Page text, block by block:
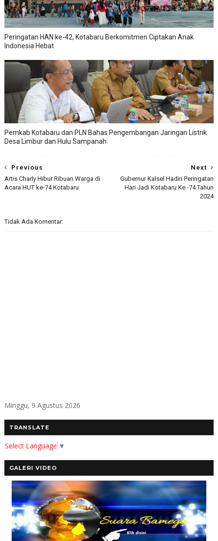
Peringatan HAN ke-42, Kotabaru Berkomitmen Ciptakan Anak
Indonesia Hebat
Pemkab Kotabaru dan PLN Bahas Pengembangan Jaringan Listrik
Desa Limbur dan Hulu Sampanah
Next
Gubernur Kalsel Hadiri Peringatan
Hari Jadi Kotabaru Ke -74 Tahun
2024
Previous
Artis Charly Hibur Ribuan Warga di
Acara HUT ke-74 Kotabaru
Tidak Ada Komentar:
Minggu, 9 Agustus 2026
TRANSLATE
Select Language ▼
GALERI VIDEO